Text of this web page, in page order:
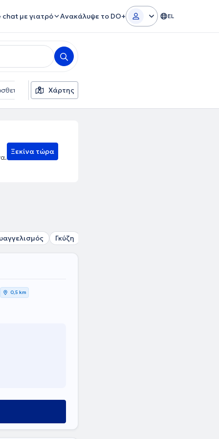
chat με γιατρό Ανακάλυψε το DO+ EL
φίλτρα Γλώσσες
Χάρτης
Ξεκίνα τώρα
Γκύζη
0,5 km